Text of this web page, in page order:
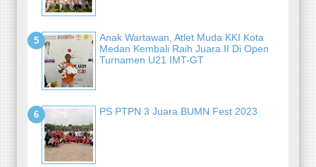
Anak Wartawan, Atlet Muda KKI Kota
Medan Kembali Raih Juara II Di Open
Turnamen U21 IMT-GT
PS PTPN 3 Juara BUMN Fest 2023